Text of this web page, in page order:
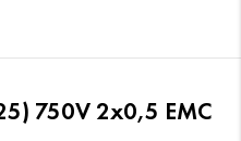
750V 2x0,5 EMC